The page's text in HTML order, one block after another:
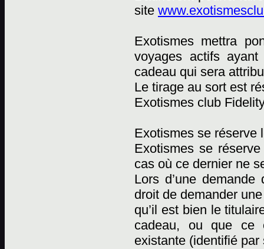
site
Exotismes mettra
voyages actifs
cadeau qui sera
Le tirage au sort est
Exotismes club
Exotismes se réserve
Exotismes se
cas où ce dernier ne
Lors d’une
droit de demander
qu’il est bien le
cadeau, ou que ce
existante (identifié